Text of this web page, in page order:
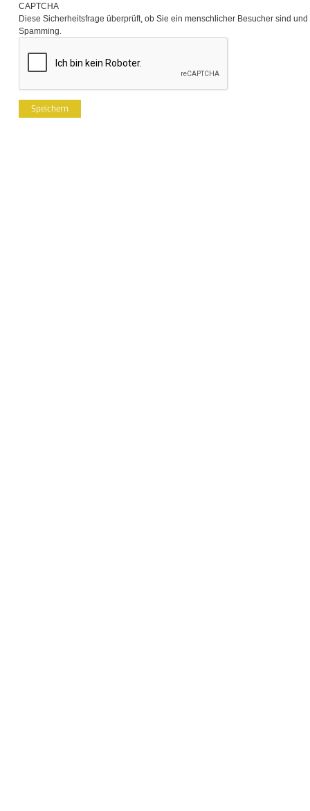
CAPTCHA
Diese Sicherheitsfrage überprüft, ob Sie ein menschlicher Besucher sind
Spamming.